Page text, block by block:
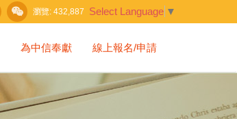
Select Language ▼
瀏覽: 432,887
為中信奉獻 線上報名/申請